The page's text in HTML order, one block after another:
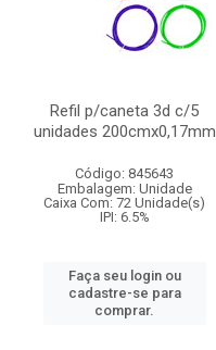
Refil p/caneta 3d c/5
unidades 200cmx0,17mm
Código: 845643
Embalagem: Unidade
Caixa Com: 72 Unidade(s)
IPI: 6.5%
Faça seu login ou
cadastre-se para
comprar.